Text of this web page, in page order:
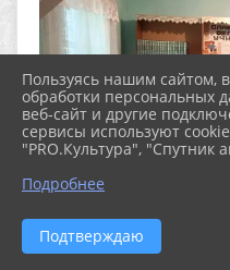
Пользуясь нашим сайтом,
обработки персональных
веб-сайт и другие
сервисы используют
"PRO.Культура", "Спутник
Подробнее
Подтверждаю